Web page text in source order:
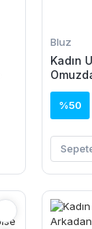
Bluz
Kadın
Dantel
Bluz
%50